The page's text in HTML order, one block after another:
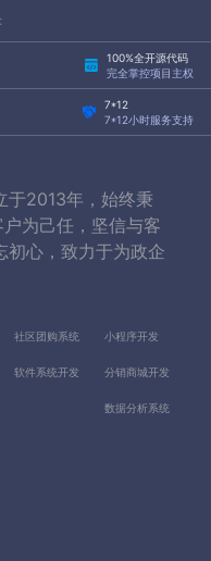
100%全开源代码
完全掌控项目主权
7*12
7*12小时服务支持
于2013年，始终秉
为己任，坚信与客
初心，致力于为政企
社区团购系统 小程序开发
软件系统开发 分销商城开发
数据分析系统